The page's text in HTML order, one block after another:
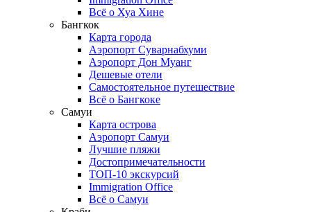
Всё о Хуа Хине
Бангкок
Карта города
Аэропорт Суварнабхуми
Аэропорт Дон Муанг
Дешевые отели
Самостоятельное путешествие
Всё о Бангкоке
Самуи
Карта острова
Аэропорт Самуи
Лучшие пляжи
Достопримечательности
ТОП-10 экскурсий
Immigration Office
Всё о Самуи